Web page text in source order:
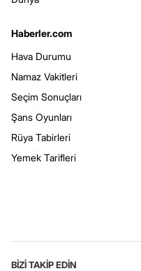
Haberler.com
Hava Durumu
Namaz Vakitleri
Seçim Sonuçları
Şans Oyunları
Rüya Tabirleri
Yemek Tarifleri
BİZİ TAKİP EDİN